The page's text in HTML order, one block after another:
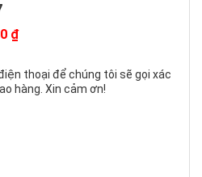
₫
thoại để chúng tôi sẽ gọi xác
hàng. Xin cảm ơn!